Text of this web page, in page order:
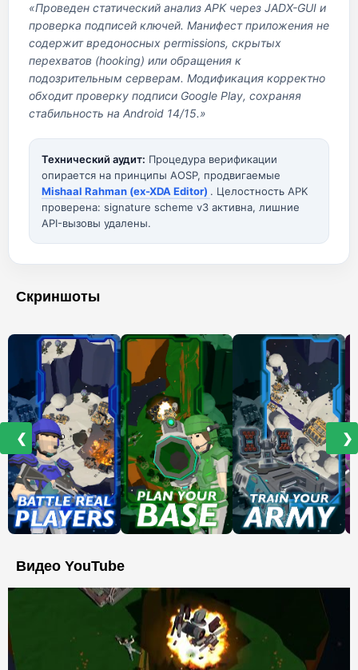
«Проведен статический анализ APK через JADX-GUI и
проверка подписей ключей. Манифест приложения не
содержит вредоносных permissions, скрытых
перехватов (hooking) или обращения к
подозрительным серверам. Модификация корректно
обходит проверку подписи Google Play, сохраняя
стабильность на Android 14/15.»
Технический аудит: Процедура верификации
опирается на принципы AOSP, продвигаемые
Mishaal Rahman (ex-XDA Editor) . Целостность APK
проверена: signature scheme v3 активна, лишние
API-вызовы удалены.
Скриншоты
❮ ❯
Видео YouTube